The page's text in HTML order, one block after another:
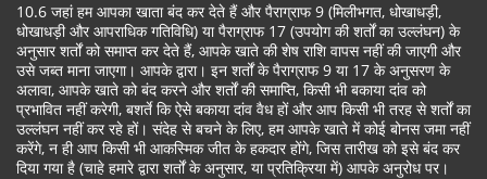
10.6 जहां हम आपका खाता बंद कर देते हैं और पैराग्राफ 9 (मिलीभगत, धोखाधड़ी,
धोखाधड़ी और आपराधिक गतिविधि) या पैराग्राफ 17 (उपयोग की शर्तों का उल्लंघन) के
अनुसार शर्तों को समाप्त कर देते हैं, आपके खाते की शेष राशि वापस नहीं की जाएगी और
उसे जब्त माना जाएगा। आपके द्वारा। इन शर्तों के पैराग्राफ 9 या 17 के अनुसरण के
अलावा, आपके खाते को बंद करने और शर्तों की समाप्ति, किसी भी बकाया दांव को
प्रभावित नहीं करेगी, बशर्ते कि ऐसे बकाया दांव वैध हों और आप किसी भी तरह से शर्तों का
उल्लंघन नहीं कर रहे हों। संदेह से बचने के लिए, हम आपके खाते में कोई बोनस जमा नहीं
करेंगे, न ही आप किसी भी आकस्मिक जीत के हकदार होंगे, जिस तारीख को इसे बंद कर
दिया गया है (चाहे हमारे द्वारा शर्तों के अनुसार, या प्रतिक्रिया में) आपके अनुरोध पर।